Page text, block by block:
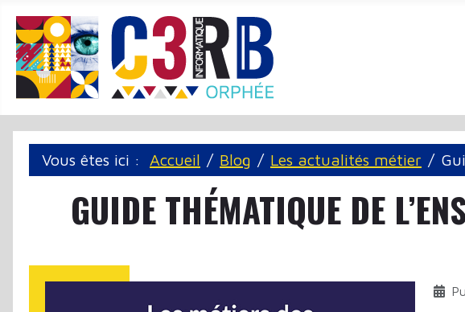
Vous êtes ici : Accueil Blog Les actualités métier
GUIDE THÉMATIQUE DE